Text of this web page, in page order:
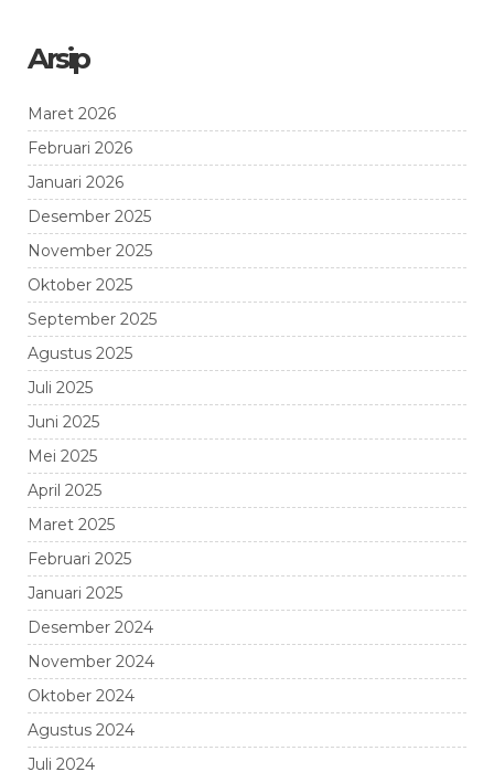
Arsip
Maret 2026
Februari 2026
Januari 2026
Desember 2025
November 2025
Oktober 2025
September 2025
Agustus 2025
Juli 2025
Juni 2025
Mei 2025
April 2025
Maret 2025
Februari 2025
Januari 2025
Desember 2024
November 2024
Oktober 2024
Agustus 2024
Juli 2024